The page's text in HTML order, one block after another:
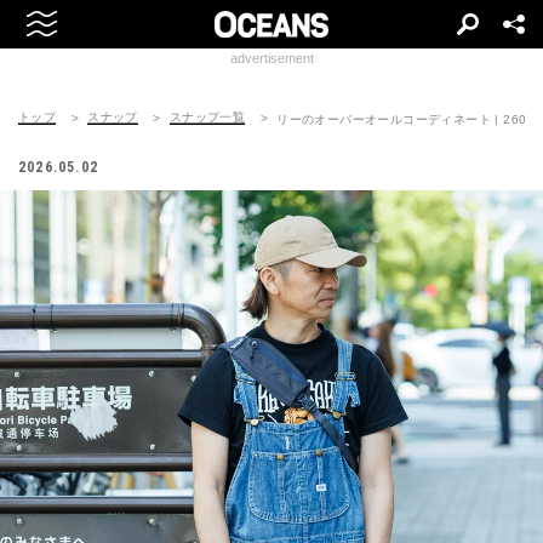
advertisement
トップ スナップ スナップ一覧 リーのオーバーオールコーディネート |
2026.05.02